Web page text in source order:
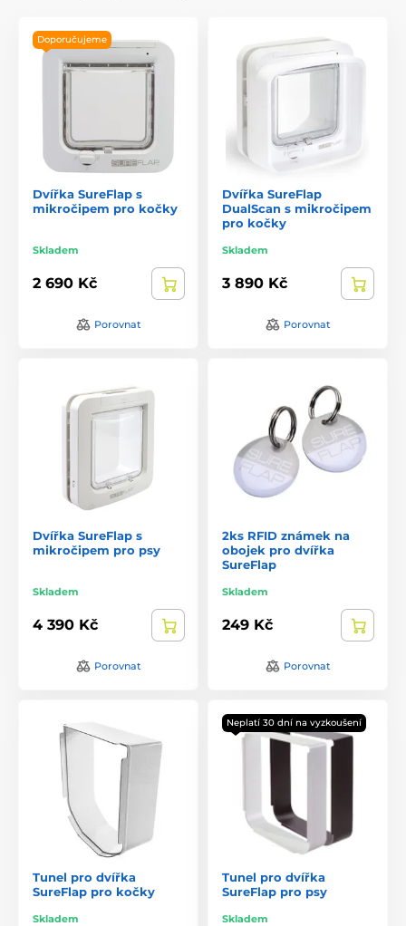
Doporučujeme
Dvířka SureFlap s
mikročipem pro kočky
Skladem
2 690 Kč
Porovnat
Dvířka SureFlap
DualScan s mikročipem
pro kočky
Skladem
3 890 Kč
Porovnat
Dvířka SureFlap s
mikročipem pro psy
Skladem
4 390 Kč
Porovnat
2ks RFID známek na
obojek pro dvířka
SureFlap
Skladem
249 Kč
Porovnat
Tunel pro dvířka
SureFlap pro kočky
Skladem
Neplatí 30 dní na vyzkoušení
Tunel pro dvířka
SureFlap pro psy
Skladem